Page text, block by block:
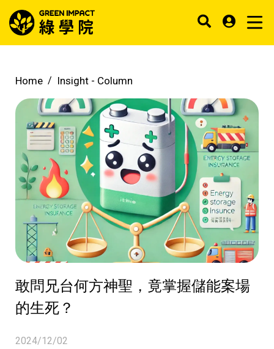
Home Insight - Column
敢問兄台何方神聖，竟掌握儲能案場
的生死？
2024/12/02